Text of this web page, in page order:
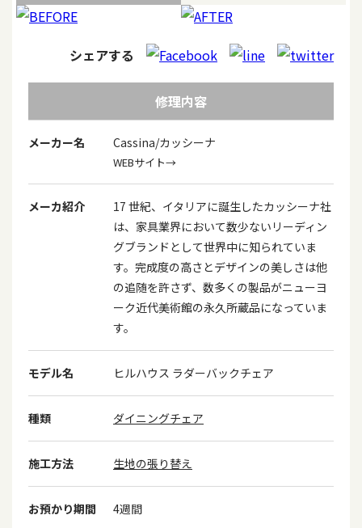
シェアする
修理内容
メーカー名 Cassina/カッシーナ
WEBサイト→
メーカ紹介
17 世紀、イタリアに誕生したカッシーナ社
は、家具業界において数少ないリーディン
グブランドとして世界中に知られていま
す。完成度の高さとデザインの美しさは他
の追随を許さず、数多くの製品がニューヨ
ーク近代美術館の永久所蔵品になっていま
す。
モデル名 ヒルハウス ラダーバックチェア
種類 ダイニングチェア
施工方法 生地の張り替え
お預かり期間 4週間